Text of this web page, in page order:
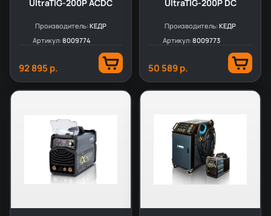
UltraTIG-200P ACDC
Производитель:КЕДР
Артикул:8009774
92 895 р.
UltraTIG-200P DC
Производитель:КЕДР
Артикул:8009773
50 589 р.